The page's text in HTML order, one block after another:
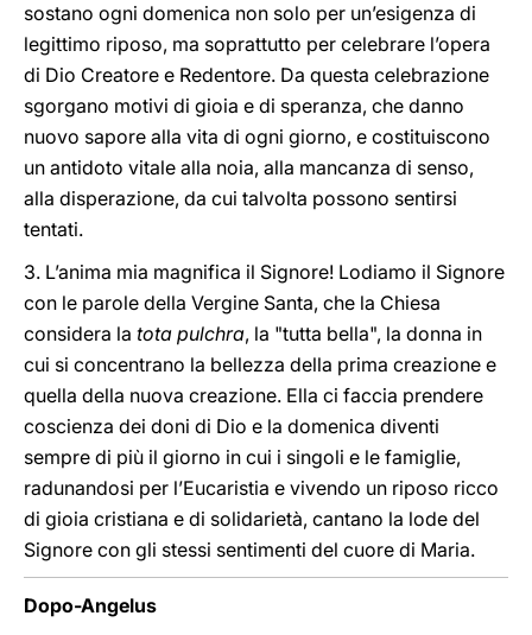
sostano ogni domenica non solo per un’esigenza di
legittimo riposo, ma soprattutto per celebrare l’opera
di Dio Creatore e Redentore. Da questa celebrazione
sgorgano motivi di gioia e di speranza, che danno
nuovo sapore alla vita di ogni giorno, e costituiscono
un antidoto vitale alla noia, alla mancanza di senso,
alla disperazione, da cui talvolta possono sentirsi
tentati.
3. L’anima mia magnifica il Signore! Lodiamo il Signore
con le parole della Vergine Santa, che la Chiesa
considera la tota pulchra, la "tutta bella", la donna in
cui si concentrano la bellezza della prima creazione e
quella della nuova creazione. Ella ci faccia prendere
coscienza dei doni di Dio e la domenica diventi
sempre di più il giorno in cui i singoli e le famiglie,
radunandosi per l’Eucaristia e vivendo un riposo ricco
di gioia cristiana e di solidarietà, cantano la lode del
Signore con gli stessi sentimenti del cuore di Maria.
Dopo-Angelus